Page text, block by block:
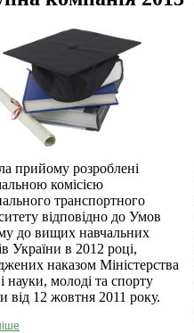
прийому розроблені
комісією
транспортного
відповідно до Умов
до вищих навчальних
України в 2012 році,
наказом Міністерства
науки, молоді та спорту
від 12 жовтня 2011 року.